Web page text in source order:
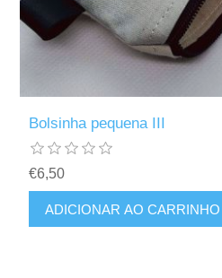
Bolsinha pequena III
€6,50